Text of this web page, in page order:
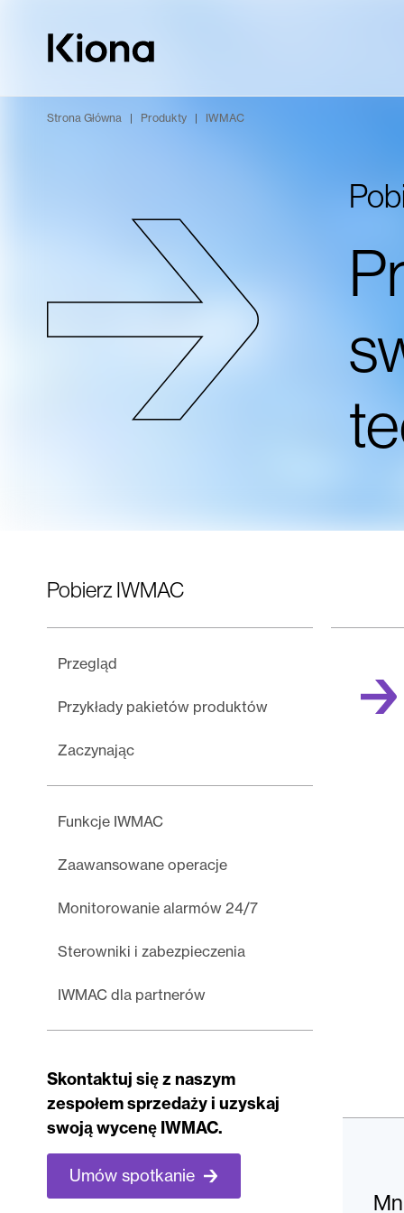
Przejdź do strony głównej
Strona Główna | Produkty | IWMAC
Pobierz IWMAC
Przegląd
Przykłady pakietów produktów
Zaczynając
Funkcje IWMAC
Zaawansowane operacje
Monitorowanie alarmów 24/7
Sterowniki i zabezpieczenia
IWMAC dla partnerów
Skontaktuj się z naszym
zespołem sprzedaży i uzyskaj
swoją wycenę IWMAC.
Umów spotkanie